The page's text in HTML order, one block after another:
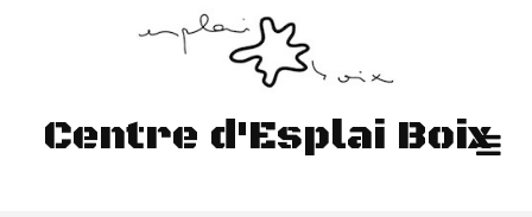
Centre d'Esplai Boix